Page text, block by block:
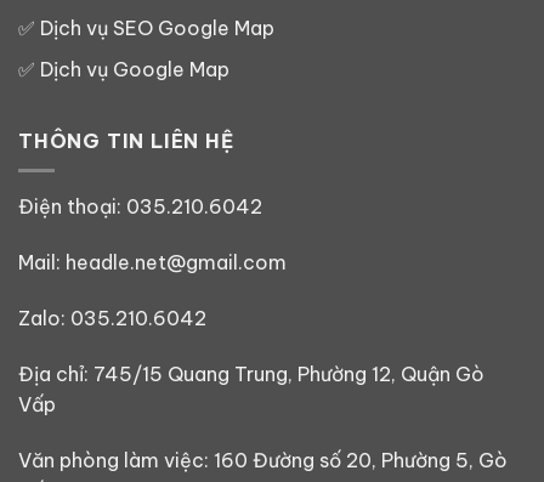
✅ Dịch vụ SEO Google Map
✅ Dịch vụ Google Map
THÔNG TIN LIÊN HỆ
Điện thoại: 035.210.6042
Mail: headle.net@gmail.com
Zalo: 035.210.6042
Địa chỉ: 745/15 Quang Trung, Phường 12, Quận Gò
Vấp
Văn phòng làm việc: 160 Đường số 20, Phường 5, Gò